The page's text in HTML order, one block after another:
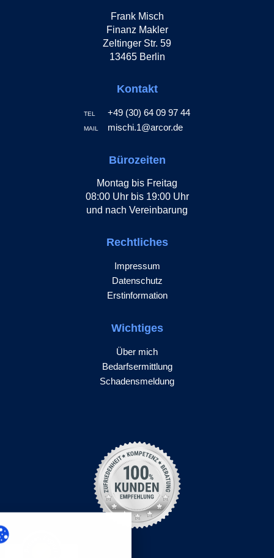
Frank Misch
Finanz Makler
Zeltinger Str. 59
13465 Berlin
Kontakt
TEL +49 (30) 64 09 97 44
MAIL mischi.1@arcor.de
Bürozeiten
Montag bis Freitag
08:00 Uhr bis 19:00 Uhr
und nach Vereinbarung
Rechtliches
Impressum
Datenschutz
Erstinformation
Wichtiges
Über mich
Bedarfsermittlung
Schadensmeldung
Kundenbewertungen und Erfahrungen zu
Frank Misch
100
%
Empfehlungen auf
SEHR GUT